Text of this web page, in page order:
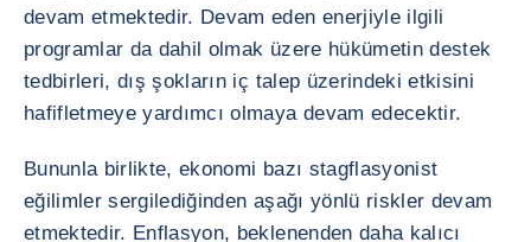
devam etmektedir. Devam eden enerjiyle ilgili
programlar da dahil olmak üzere hükümetin destek
tedbirleri, dış şokların iç talep üzerindeki etkisini
hafifletmeye yardımcı olmaya devam edecektir.
Bununla birlikte, ekonomi bazı stagflasyonist
eğilimler sergilediğinden aşağı yönlü riskler devam
etmektedir. Enflasyon, beklenenden daha kalıcı